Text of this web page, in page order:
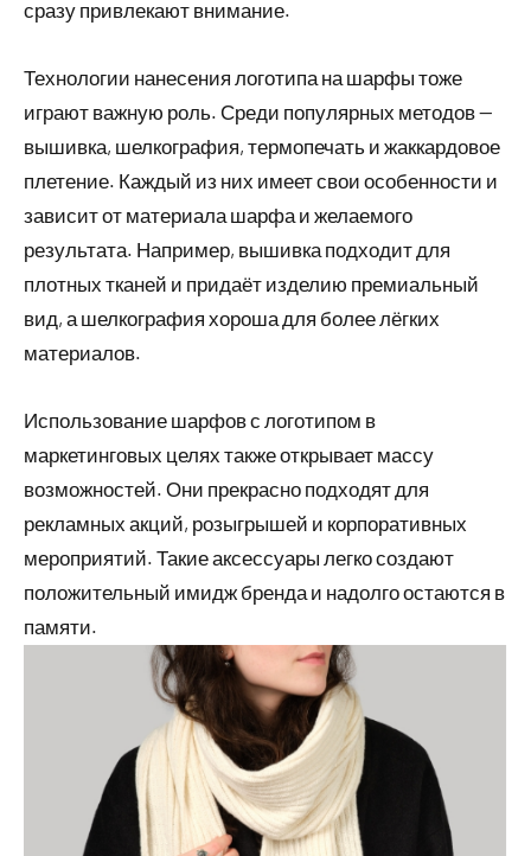
сразу привлекают внимание.
Технологии нанесения логотипа на шарфы тоже
играют важную роль. Среди популярных методов —
вышивка, шелкография, термопечать и жаккардовое
плетение. Каждый из них имеет свои особенности и
зависит от материала шарфа и желаемого
результата. Например, вышивка подходит для
плотных тканей и придаёт изделию премиальный
вид, а шелкография хороша для более лёгких
материалов.
Использование шарфов с логотипом в
маркетинговых целях также открывает массу
возможностей. Они прекрасно подходят для
рекламных акций, розыгрышей и корпоративных
мероприятий. Такие аксессуары легко создают
положительный имидж бренда и надолго остаются в
памяти.